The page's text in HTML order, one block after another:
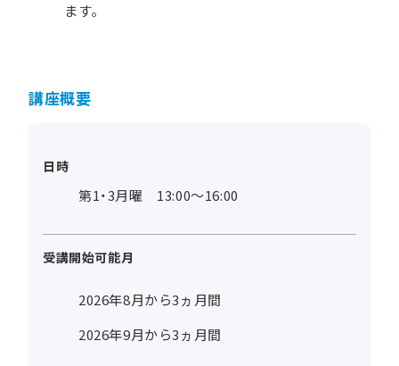
ます。
講座概要
日時
第1・3月曜 13:00～16:00
受講開始可能月
2026年8月から3ヵ月間
2026年9月から3ヵ月間